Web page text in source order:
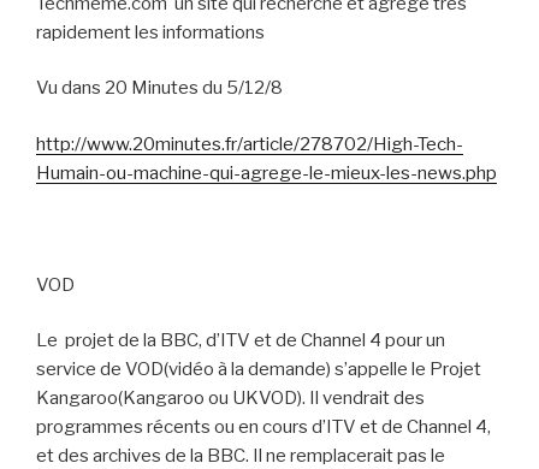
rapidement les informations
Vu dans 20 Minutes du 5/12/8
http://www.20minutes.fr/article/278702/High-Tech-
Humain-ou-machine-qui-agrege-le-mieux-les-news.php
VOD
Le projet de la BBC, d’ITV et de Channel 4 pour un
service de VOD(vidéo à la demande) s’appelle le Projet
Kangaroo(Kangaroo ou UKVOD). Il vendrait des
programmes récents ou en cours d’ITV et de Channel 4,
et des archives de la BBC. Il ne remplacerait pas le